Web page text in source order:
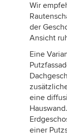
Wir
der
Ansicht
Eine
eine
einer